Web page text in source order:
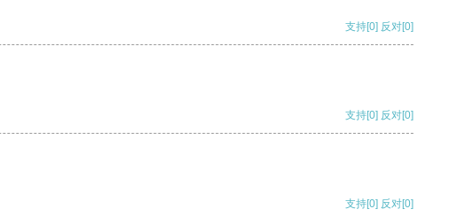
支持[0] 反对[0]
支持[0] 反对[0]
支持[0] 反对[0]